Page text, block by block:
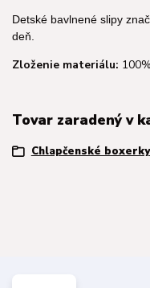
Detské bavlnené slipy
deň.
Zloženie materiálu:
Tovar zaradený v
Chlapčenské